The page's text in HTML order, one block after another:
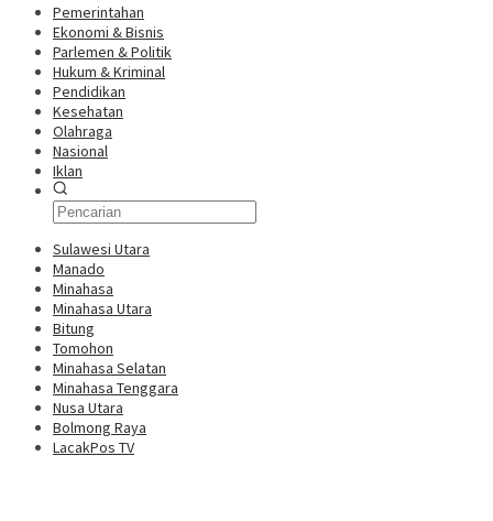
Pemerintahan
Ekonomi & Bisnis
Parlemen & Politik
Hukum & Kriminal
Pendidikan
Kesehatan
Olahraga
Nasional
Iklan
Sulawesi Utara
Manado
Minahasa
Minahasa Utara
Bitung
Tomohon
Minahasa Selatan
Minahasa Tenggara
Nusa Utara
Bolmong Raya
LacakPos TV